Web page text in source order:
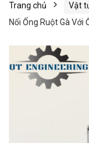
Trang chủ Vật
Nối Ống Ruột Gà Với